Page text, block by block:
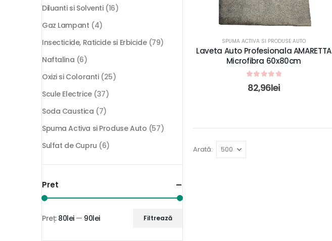
SPUMA ACTIVA SI PRODUSE AUTO
Laveta Auto Profesionala AMARETTA
Microfibra 60x80cm
out of 5
82,96lei
Arată:
Diluanti si Solventi (16)
Gaz Lampant (4)
Insecticide, Raticide si Erbicide (79)
Naftalina (6)
Oxizi si Coloranti (25)
Scule Electrice (37)
Soda Caustica (7)
Spuma Activa si Produse Auto (57)
Sulfat de Cupru (6)
Pret
Filtrează
Preț: 80lei— 90lei